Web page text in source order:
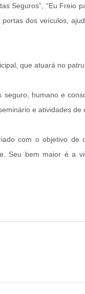
Seguros”, “Eu Freio
dos veículos,
que atuará no
humano e
e atividades de
com o objetivo de
Seu bem maior é a